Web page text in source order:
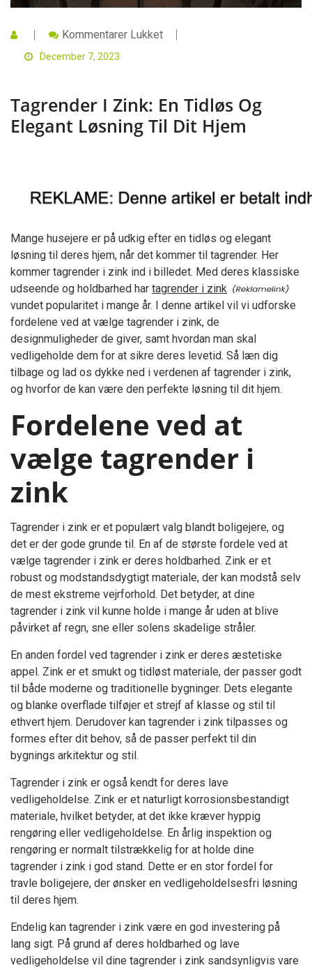
Kommentarer LukketTil
Og
Elegant
Løsning
Til
December 7, 2023
Tagrender I Zink: En Tidløs Og
Elegant Løsning Til Dit Hjem
Mange husejere er på udkig efter en tidløs og elegant
løsning til deres hjem, når det kommer til tagrender. Her
kommer tagrender i zink ind i billedet. Med deres klassiske
udseende og holdbarhed har tagrender i zink
vundet popularitet i mange år. I denne artikel vil vi udforske
fordelene ved at vælge tagrender i zink, de
designmuligheder de giver, samt hvordan man skal
vedligeholde dem for at sikre deres levetid. Så læn dig
tilbage og lad os dykke ned i verdenen af tagrender i zink,
og hvorfor de kan være den perfekte løsning til dit hjem.
Fordelene ved at
vælge tagrender i
zink
Tagrender i zink er et populært valg blandt boligejere, og
det er der gode grunde til. En af de største fordele ved at
vælge tagrender i zink er deres holdbarhed. Zink er et
robust og modstandsdygtigt materiale, der kan modstå selv
de mest ekstreme vejrforhold. Det betyder, at dine
tagrender i zink vil kunne holde i mange år uden at blive
påvirket af regn, sne eller solens skadelige stråler.
En anden fordel ved tagrender i zink er deres æstetiske
appel. Zink er et smukt og tidløst materiale, der passer godt
til både moderne og traditionelle bygninger. Dets elegante
og blanke overflade tilføjer et strejf af klasse og stil til
ethvert hjem. Derudover kan tagrender i zink tilpasses og
formes efter dit behov, så de passer perfekt til din
bygnings arkitektur og stil.
Tagrender i zink er også kendt for deres lave
vedligeholdelse. Zink er et naturligt korrosionsbestandigt
materiale, hvilket betyder, at det ikke kræver hyppig
rengøring eller vedligeholdelse. En årlig inspektion og
rengøring er normalt tilstrækkelig for at holde dine
tagrender i zink i god stand. Dette er en stor fordel for
travle boligejere, der ønsker en vedligeholdelsesfri løsning
til deres hjem.
Endelig kan tagrender i zink være en god investering på
lang sigt. På grund af deres holdbarhed og lave
vedligeholdelse vil dine tagrender i zink sandsynligvis vare